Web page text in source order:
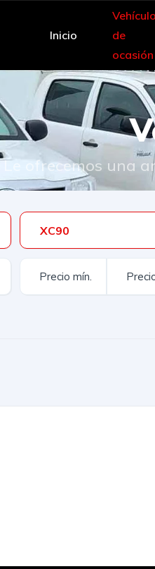
Inicio
de
ocasión
Le ofrecemos una
XC90